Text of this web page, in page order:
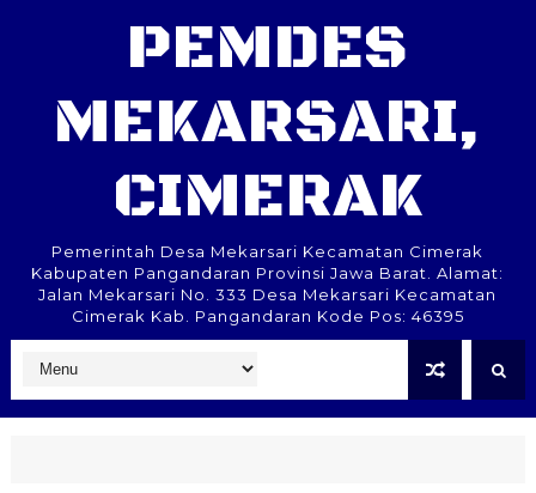
PEMDES
MEKARSARI,
CIMERAK
Pemerintah Desa Mekarsari Kecamatan Cimerak
Kabupaten Pangandaran Provinsi Jawa Barat. Alamat:
Jalan Mekarsari No. 333 Desa Mekarsari Kecamatan
Cimerak Kab. Pangandaran Kode Pos: 46395